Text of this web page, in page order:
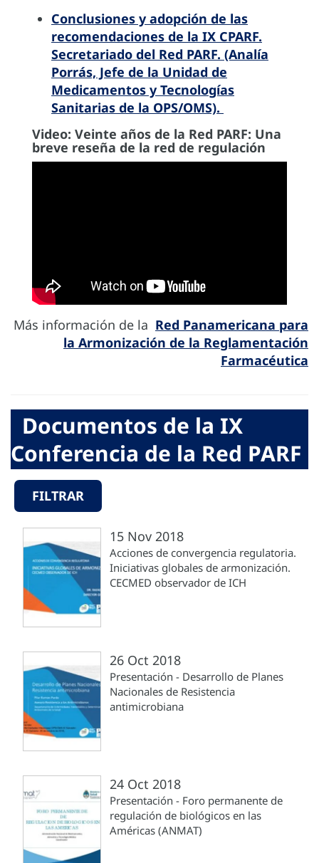
Conclusiones y adopción de las
recomendaciones de la IX CPARF.
Secretariado del Red PARF. (Analía
Porrás, Jefe de la Unidad de
Medicamentos y Tecnologías
Sanitarias de la OPS/OMS).
Video: Veinte años de la Red PARF: Una
breve reseña de la red de regulación
Más información de la Red Panamericana para
la Armonización de la Reglamentación
Farmacéutica
Documentos de la IX
Conferencia de la Red PARF
FILTRAR
15 Nov 2018
Acciones de convergencia regulatoria.
Iniciativas globales de armonización.
CECMED observador de ICH
26 Oct 2018
Presentación - Desarrollo de Planes
Nacionales de Resistencia
antimicrobiana
24 Oct 2018
Presentación - Foro permanente de
regulación de biológicos en las
Américas (ANMAT)